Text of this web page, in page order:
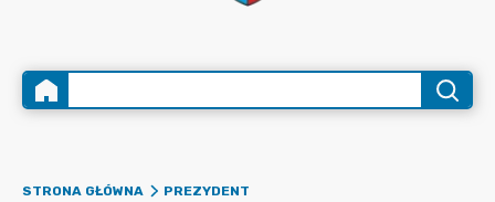
STRONA GŁÓWNA
PREZYDENT